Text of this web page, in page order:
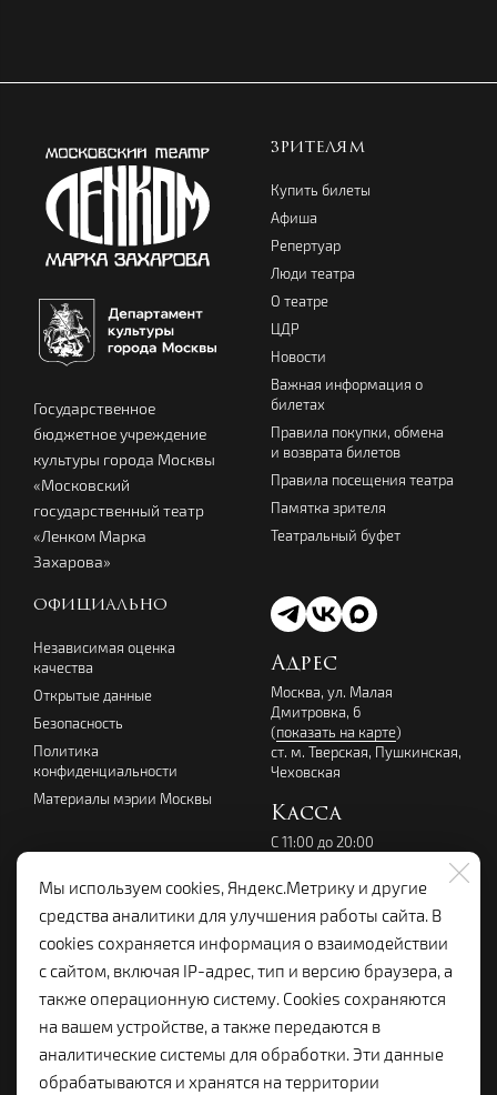
Государственное
бюджетное учреждение
культуры города Москвы
«Московский
государственный театр
«Ленком Марка
Захарова»
ЗРИТЕЛЯМ
Купить билеты
Афиша
Репертуар
Люди театра
О театре
ЦДР
Новости
Важная информация о
билетах
Правила покупки, обмена
и возврата билетов
Правила посещения театра
Памятка зрителя
Театральный буфет
ОФИЦИАЛЬНО
Независимая оценка
качества
Открытые данные
Безопасность
Политика
конфиденциальности
Материалы мэрии Москвы
Адрес
Москва, ул. Малая
Дмитровка, 6
(показать на карте)
ст. м. Тверская, Пушкинская,
Чеховская
Касса
С 11:00 до 20:00
без выходных
+7 (495) 699-07-08
kassalenkom@yandex.ru
Администрация
+7 (495) 699-19-92
lenkom.adm@yandex.ru
с 10:00 до 18:00
Мы используем cookies, Яндекс.Метрику и другие
средства аналитики для улучшения работы сайта. В
cookies сохраняется информация о взаимодействии
с сайтом, включая IP-адрес, тип и версию браузера, а
также операционную систему. Cookies сохраняются
на вашем устройстве, а также передаются в
аналитические системы для обработки. Эти данные
обрабатываются и хранятся на территории